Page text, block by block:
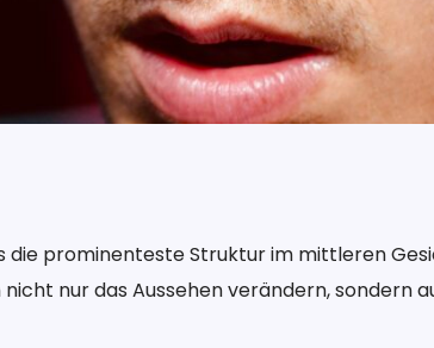
die prominenteste Struktur im mittleren
nur das Aussehen verändern, sondern